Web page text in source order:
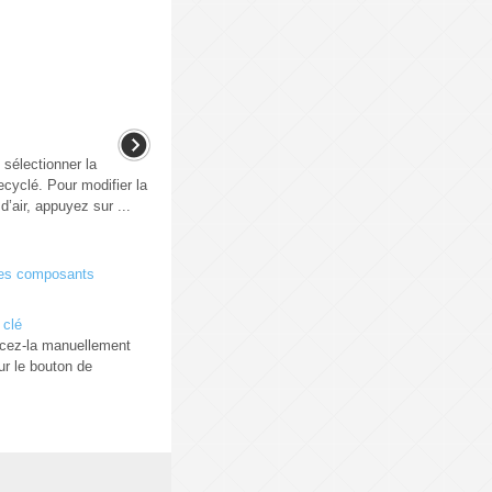
sélectionner la
Pour modifier la
appuyez sur ...
composants
clé
la manuellement
le bouton de